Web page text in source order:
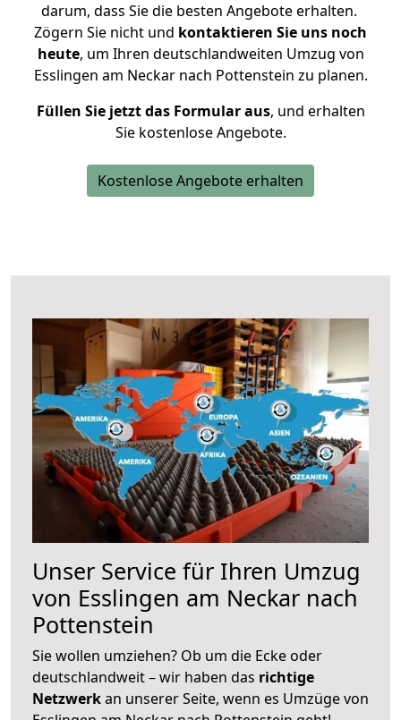
darum, dass Sie die besten Angebote erhalten.
Zögern Sie nicht und kontaktieren Sie uns noch
heute, um Ihren deutschlandweiten Umzug von
Esslingen am Neckar nach Pottenstein zu planen.
Füllen Sie jetzt das Formular aus, und erhalten
Sie kostenlose Angebote.
Kostenlose Angebote erhalten
Unser Service für Ihren Umzug
von Esslingen am Neckar nach
Pottenstein
Sie wollen umziehen? Ob um die Ecke oder
deutschlandweit – wir haben das richtige
Netzwerkan unserer Seite, wenn es Umzüge von